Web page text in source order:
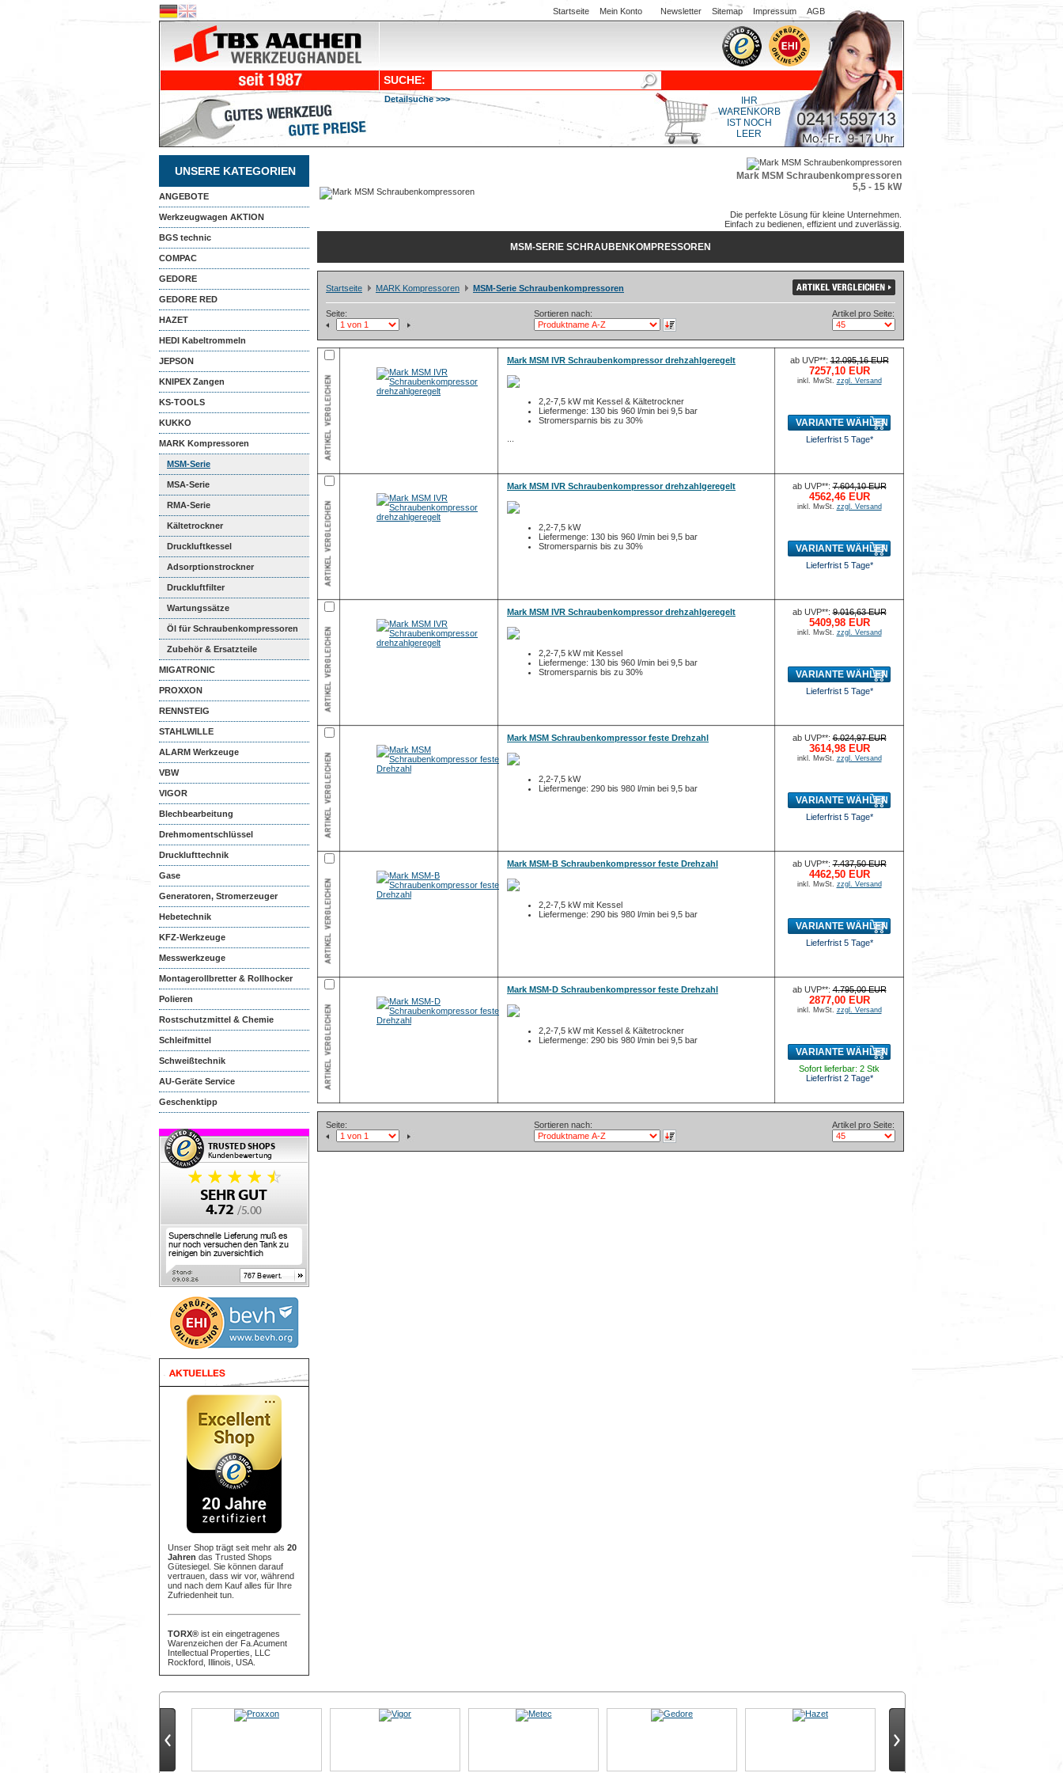
Startseite Mein Konto Newsletter Sitemap Impressum AGB
SUCHE:
Detailsuche >>>
IHR
WARENKORB
IST NOCH
LEER
UNSERE KATEGORIEN
ANGEBOTE
Werkzeugwagen AKTION
BGS technic
COMPAC
GEDORE
GEDORE RED
HAZET
HEDI Kabeltrommeln
JEPSON
KNIPEX Zangen
KS-TOOLS
KUKKO
MARK Kompressoren
MSM-Serie
Schraubenkompressoren
MSA-Serie
Schraubenkompressoren
RMA-Serie
Schraubenkompressoren
Kältetrockner
Druckluftkessel
Adsorptionstrockner
Druckluftfilter
Wartungssätze
Öl für Schraubenkompressoren
Zubehör & Ersatzteile
MIGATRONIC
PROXXON
RENNSTEIG
STAHLWILLE
ALARM Werkzeuge
VBW
VIGOR
Blechbearbeitung
Drehmomentschlüssel
Drucklufttechnik
Gase
Generatoren, Stromerzeuger
Hebetechnik
KFZ-Werkzeuge
Messwerkzeuge
Montagerollbretter & Rollhocker
Polieren
Rostschutzmittel & Chemie
Schleifmittel
Schweißtechnik
AU-Geräte Service
Geschenktipp
Unser Shop trägt seit mehr als 20
Jahren das Trusted Shops
Gütesiegel. Sie können darauf
vertrauen, dass wir vor, während
und nach dem Kauf alles für Ihre
Zufriedenheit tun.
TORX® ist ein eingetragenes
Warenzeichen der Fa.Acument
Intellectual Properties, LLC
Rockford, Illinois, USA.
Mark MSM Schraubenkompressoren
5,5 - 15 kW
Die perfekte Lösung für kleine Unternehmen.
Einfach zu bedienen, effizient und zuverlässig.
MSM-SERIE SCHRAUBENKOMPRESSOREN
Startseite MARK Kompressoren MSM-Serie Schraubenkompressoren
Seite: Sortieren nach: Artikel pro Seite:
Mark MSM IVR Schraubenkompressor drehzahlgeregelt
2,2-7,5 kW mit Kessel & Kältetrockner
Liefermenge: 130 bis 960 l/min bei 9,5 bar
Stromersparnis bis zu 30%
ab UVP**:12.095,16 EUR
7257,10 EUR
inkl. MwSt. zzgl. Versand
VARIANTE WÄHLEN
Lieferfrist 5 Tage*
Mark MSM IVR Schraubenkompressor drehzahlgeregelt
2,2-7,5 kW
Liefermenge: 130 bis 960 l/min bei 9,5 bar
Stromersparnis bis zu 30%
ab UVP**:7.604,10 EUR
4562,46 EUR
inkl. MwSt. zzgl. Versand
VARIANTE WÄHLEN
Lieferfrist 5 Tage*
Mark MSM IVR Schraubenkompressor drehzahlgeregelt
2,2-7,5 kW mit Kessel
Liefermenge: 130 bis 960 l/min bei 9,5 bar
Stromersparnis bis zu 30%
ab UVP**:9.016,63 EUR
5409,98 EUR
inkl. MwSt. zzgl. Versand
VARIANTE WÄHLEN
Lieferfrist 5 Tage*
Mark MSM Schraubenkompressor feste Drehzahl
2,2-7,5 kW
Liefermenge: 290 bis 980 l/min bei 9,5 bar
ab UVP**:6.024,97 EUR
3614,98 EUR
inkl. MwSt. zzgl. Versand
VARIANTE WÄHLEN
Lieferfrist 5 Tage*
Mark MSM-B Schraubenkompressor feste Drehzahl
2,2-7,5 kW mit Kessel
Liefermenge: 290 bis 980 l/min bei 9,5 bar
ab UVP**:7.437,50 EUR
4462,50 EUR
inkl. MwSt. zzgl. Versand
VARIANTE WÄHLEN
Lieferfrist 5 Tage*
Mark MSM-D Schraubenkompressor feste Drehzahl
2,2-7,5 kW mit Kessel & Kältetrockner
Liefermenge: 290 bis 980 l/min bei 9,5 bar
ab UVP**:4.795,00 EUR
2877,00 EUR
inkl. MwSt. zzgl. Versand
VARIANTE WÄHLEN
Sofort lieferbar: 2 Stk
Lieferfrist 2 Tage*
Seite: Sortieren nach: Artikel pro Seite: